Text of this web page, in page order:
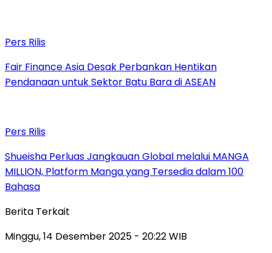
Pers Rilis
Fair Finance Asia Desak Perbankan Hentikan
Pendanaan untuk Sektor Batu Bara di ASEAN
Pers Rilis
Shueisha Perluas Jangkauan Global melalui MANGA
MILLION, Platform Manga yang Tersedia dalam 100
Bahasa
Berita Terkait
Minggu, 14 Desember 2025 - 20:22 WIB